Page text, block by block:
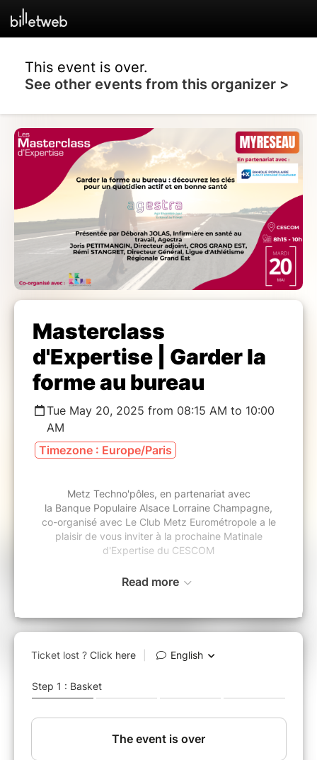
This event is over.
See other events from this organizer >
Masterclass
d'Expertise | Garder la
forme au bureau
Tue May 20, 2025 from 08:15 AM to 10:00
AM
Timezone : Europe/Paris
Metz Techno'pôles, en partenariat avec
la Banque Populaire Alsace Lorraine Champagne,
co-organisé avec Le Club Metz Eurométropolea le
plaisir de vous inviter à la prochaine Matinale
d'Expertise du CESCOM
découvrez les clés pour un
quotidien actif et en bonne
santé
Cette édition sera animée par
Déborah JOLAS, Infirmière en santé au travail,
Read more